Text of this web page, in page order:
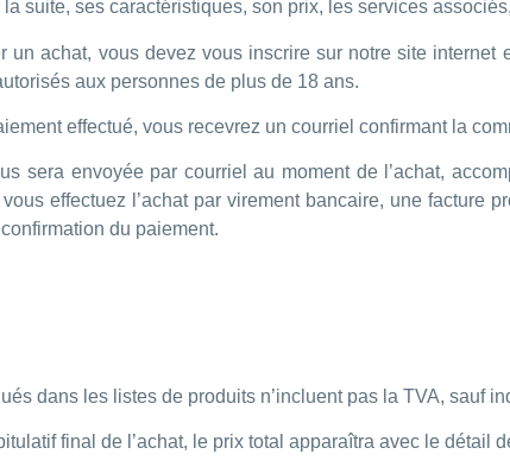
suite, ses caractéristiques, son prix, les services
un achat, vous devez vous inscrire sur notre site internet
aux personnes de plus de 18 ans.
effectué, vous recevrez un courriel confirmant la
sera envoyée par courriel au moment de l’achat,
vous effectuez l’achat par virement bancaire, une
du paiement.
dans les listes de produits n’incluent pas la TVA, sauf
final de l’achat, le prix total apparaîtra avec le détail